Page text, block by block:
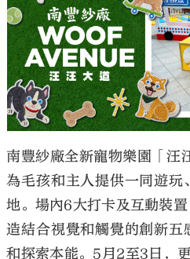
南豐紗廠全新寵物樂園「汪
為毛孩和主人提供一同遊玩
地。場內6大打卡及互動裝
造結合視覺和觸覺的創新五
和探索本能。5月2至3日，